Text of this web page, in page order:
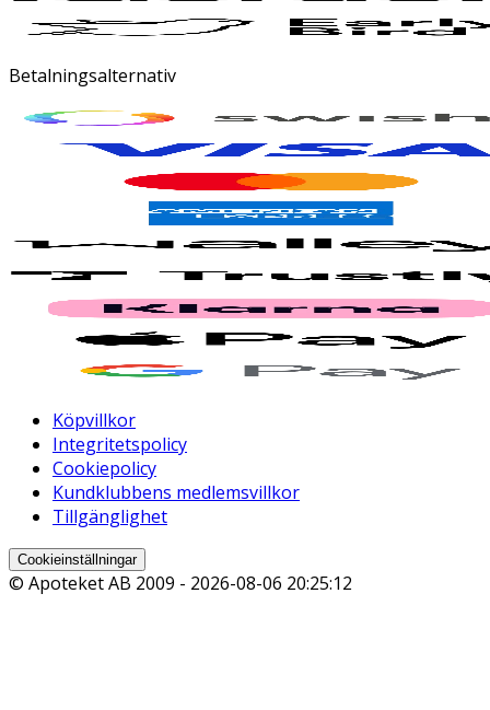
Betalningsalternativ
Köpvillkor
Integritetspolicy
Cookiepolicy
Kundklubbens medlemsvillkor
Tillgänglighet
Cookieinställningar
© Apoteket AB 2009 - 2026-08-06 20:25:12